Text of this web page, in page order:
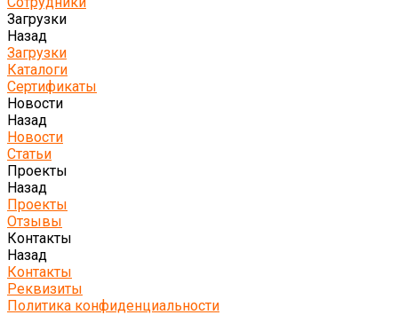
Загрузки
Назад
Загрузки
Каталоги
Сертификаты
Новости
Назад
Новости
Статьи
Проекты
Назад
Проекты
Отзывы
Контакты
Назад
Контакты
Реквизиты
Политика конфиденциальности